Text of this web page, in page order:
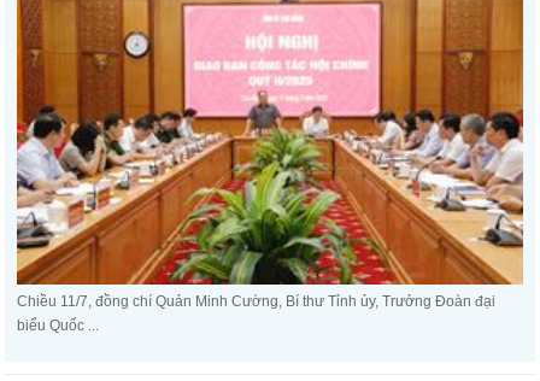
Chiều 11/7, đồng chí Quản Minh Cường, Bí thư Tỉnh ủy, Trưởng Đoàn đại
biểu Quốc ...